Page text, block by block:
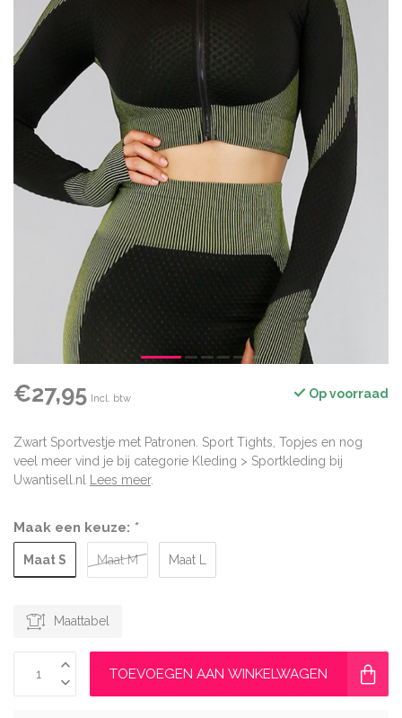
€27,95 Incl. btw Op voorraad
Zwart Sportvestje met Patronen. Sport Tights, Topjes en nog
veel meer vind je bij categorie Kleding > Sportkleding bij
Uwantisell.nl
Lees meer.
Maak een keuze: *
Maat S Maat M Maat L
Maattabel
TOEVOEGEN AAN WINKELWAGEN